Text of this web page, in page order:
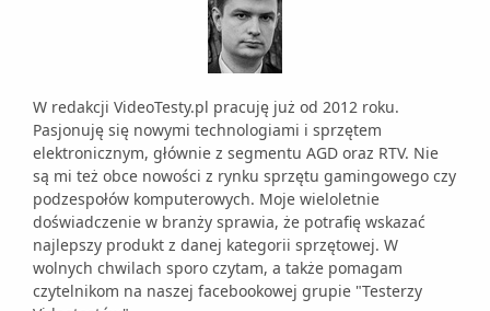
W redakcji VideoTesty.pl pracuję już od 2012 roku.
Pasjonuję się nowymi technologiami i sprzętem
elektronicznym, głównie z segmentu AGD oraz RTV. Nie
są mi też obce nowości z rynku sprzętu gamingowego czy
podzespołów komputerowych. Moje wieloletnie
doświadczenie w branży sprawia, że potrafię wskazać
najlepszy produkt z danej kategorii sprzętowej. W
wolnych chwilach sporo czytam, a także pomagam
czytelnikom na naszej facebookowej grupie "Testerzy